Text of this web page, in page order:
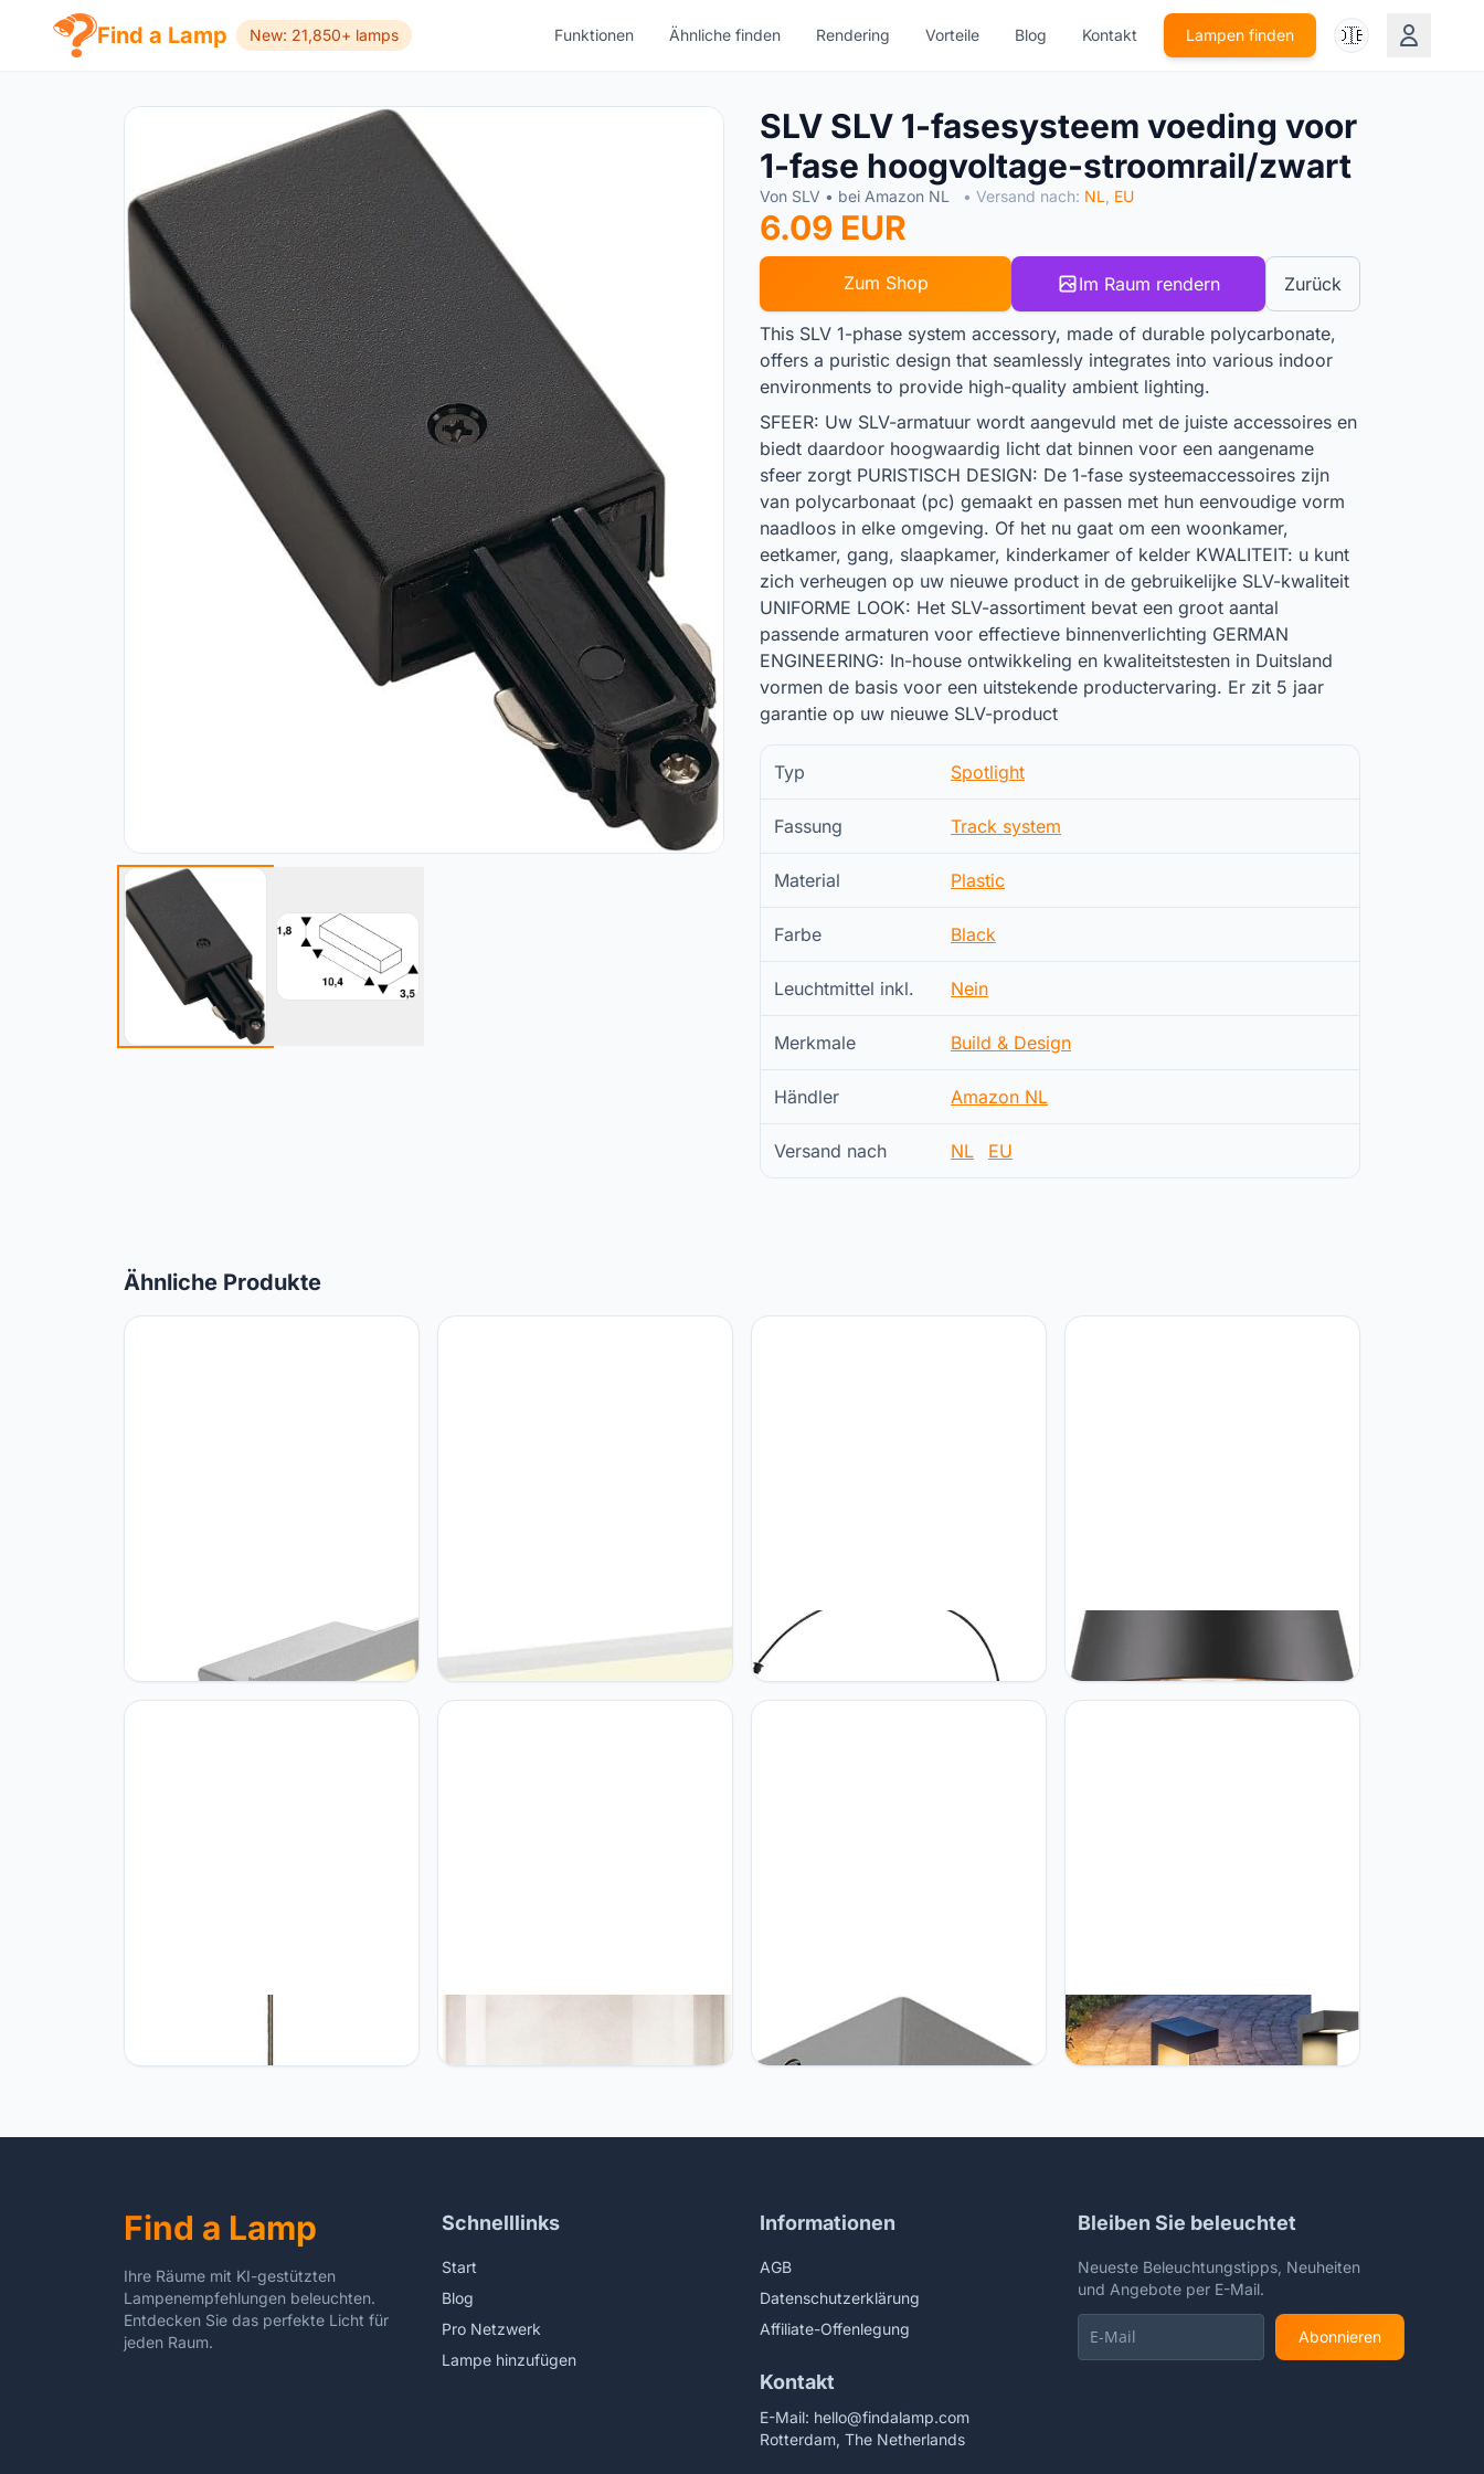
Find a Lamp New: 21,850+ lamps Funktionen Ähnliche finden Rendering Vorteile Blog Kontakt Lampen finden 🇩🇪
SLV SLV 1-fasesysteem voeding voor
1-fase hoogvoltage-stroomrail/zwart
Von SLV • bei Amazon NL • Versand nach: NL EU
6.09 EUR
Zum Shop Im Raum rendern Zurück
This SLV 1-phase system accessory, made of durable polycarbonate,
offers a puristic design that seamlessly integrates into various indoor
environments to provide high-quality ambient lighting.
SFEER: Uw SLV-armatuur wordt aangevuld met de juiste accessoires en
biedt daardoor hoogwaardig licht dat binnen voor een aangename
sfeer zorgt PURISTISCH DESIGN: De 1-fase systeemaccessoires zijn
van polycarbonaat (pc) gemaakt en passen met hun eenvoudige vorm
naadloos in elke omgeving. Of het nu gaat om een ​​woonkamer,
eetkamer, gang, slaapkamer, kinderkamer of kelder KWALITEIT: u kunt
zich verheugen op uw nieuwe product in de gebruikelijke SLV-kwaliteit
UNIFORME LOOK: Het SLV-assortiment bevat een groot aantal
passende armaturen voor effectieve binnenverlichting GERMAN
ENGINEERING: In-house ontwikkeling en kwaliteitstesten in Duitsland
vormen de basis voor een uitstekende productervaring. Er zit 5 jaar
garantie op uw nieuwe SLV-product
Typ Spotlight
Fassung Track system
Material Plastic
Farbe Black
Leuchtmittel inkl. Nein
Merkmale Build & Design
Händler Amazon NL
Versand nach NL EU
Ähnliche Produkte
SLV SLV wandinbouwarmatuur
GLENOS afdekking 200 voor lineair
profiel 2713 / plafond- en
wandverlichting binnen, led spot,
SLV SLV PANLED LED-paneel voor
rasterplafonds, 620x620mm,
matwit, 4000K
SLV SLV staand armatuur FENDA
BOW BASIS E27 / binnenverlichting,
studiolamp, woonkamerlamp, deco-
armatuur, leeslamp / E27 25 W zwart
SLV SLV Paddenstoel lamp Photoni
SLV SLV mechanische component
Fenda lampenkap/accessoires voor
staande lamp, staande lamp, LED-
standing lamp, LED lamp living
SLV SLV plafondrozet voor
GLENOS/grijs
SLV SLV 232295 Led-Buitenlamp
Quadrasyl, 11W
Find a Lamp
Ihre Räume mit KI-gestützten
Lampenempfehlungen beleuchten.
Entdecken Sie das perfekte Licht für
jeden Raum.
Schnelllinks
Start
Blog
Pro Netzwerk
Lampe hinzufügen
Informationen
AGB
Datenschutzerklärung
Affiliate-Offenlegung
Kontakt
E-Mail: hello@findalamp.com
Rotterdam, The Netherlands
Bleiben Sie beleuchtet
Neueste Beleuchtungstipps, Neuheiten
und Angebote per E-Mail.
Abonnieren